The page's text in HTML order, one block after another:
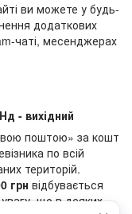
ви можете у будь-
додаткових
чаті, месенджерах
- вихідний
поштою» за кошт
по всій
територій.
грн відбувається
що в деяких